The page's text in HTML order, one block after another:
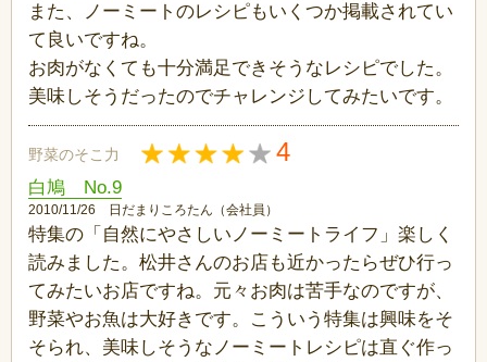
また、ノーミートのレシピもいくつか掲載されてい
て良いですね。
お肉がなくても十分満足できそうなレシピでした。
美味しそうだったのでチャレンジしてみたいです。
野菜のそこ力 4
白鳩 No.9
2010/11/26 日だまりころたん（会社員）
特集の「自然にやさしいノーミートライフ」楽しく
読みました。松井さんのお店も近かったらぜひ行っ
てみたいお店ですね。元々お肉は苦手なのですが、
野菜やお魚は大好きです。こういう特集は興味をそ
そられ、美味しそうなノーミートレシピは直ぐ作っ